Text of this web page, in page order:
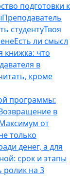
подготовки к
Преподаватель
студентуТвоя
Есть ли смысл
книжка: что
в
кроме
программы:
в
от
только
денег, а для
срок и этапы
ролик на 3